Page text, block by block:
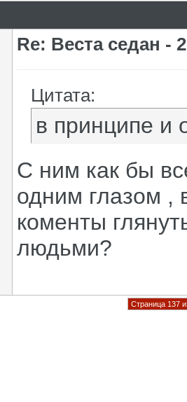
Re: Веста седан - 2
Цитата:
в принципе и
С ним как бы
одним глазом ,
коменты
людьми?
Страница 137